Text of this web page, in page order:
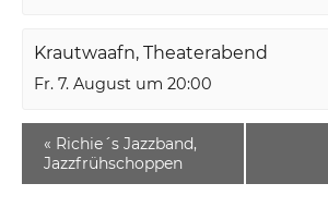
Krautwaafn, Theaterabend
Fr. 7. August um 20:00
« Richie´s Jazzband,
Jazzfrühschoppen